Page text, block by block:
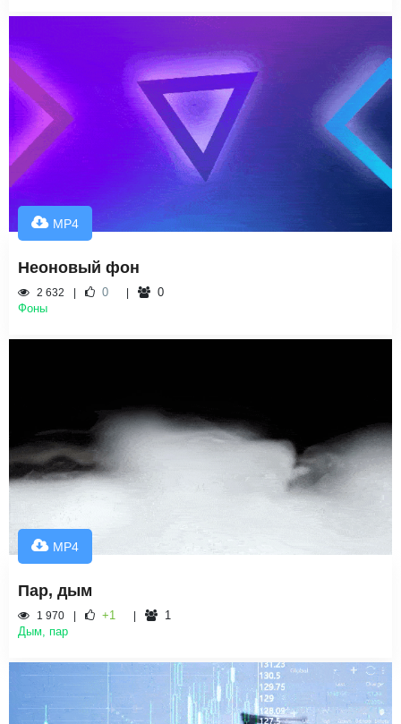
MP4
Неоновый фон
2 632 0
0
Фоны
MP4
Пар, дым
1 970 +1
1
Дым, пар